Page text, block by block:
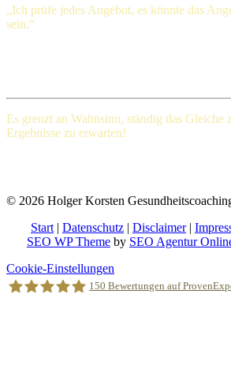
„Ich prüfe jedes Angebot, es könnte das
sein.“
Es grenzt an Wahnsinn, ständig das Gleiche
Ergebnisse zu erwarten!
© 2026 Holger Korsten
Start | Datenschutz | Disclaimer|
SEO WP Theme by SEO Agentur
Nach
oben
scrollen
Cookie-Einstellungen
150 Bewertungen auf